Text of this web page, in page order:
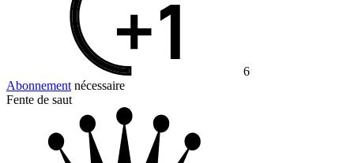
6
Abonnement nécessaire
Fente de saut